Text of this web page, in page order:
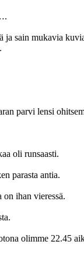
sain mukavia
parvi lensi
oli runsaasti.
parasta antia.
ihan vieressä.
olimme 22.45